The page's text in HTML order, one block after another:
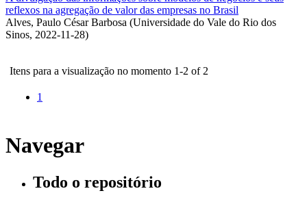
reflexos na agregação de valor das empresas no Brasil
Alves, Paulo César Barbosa (Universidade do Vale do Rio dos
Sinos, 2022-11-28)
Itens para a visualização no momento 1-2 of 2
1
Navegar
Todo o repositório